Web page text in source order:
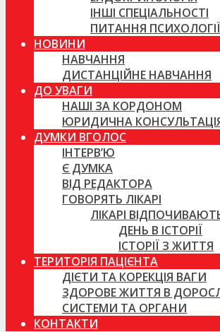
ІНШІ СПЕЦІАЛЬНОСТІ
ПИТАННЯ ПСИХОЛОГІЇ
НОВИНИ
НАВЧАННЯ
ДИСТАНЦІЙНЕ НАВЧАННЯ
ДО УВАГИ
НАШІ ЗА КОРДОНОМ
ЮРИДИЧНА
ДУМКИ ВГОЛОС
ІНТЕРВ’Ю
Є ДУМКА
ВІД РЕДАКТОРА
ГОВОРЯТЬ ЛІКАРІ
ЛІКАРІ
ДЕНЬ В ІСТОРІЇ
ІСТОРІЇ З ЖИТТЯ
ТЕРИТОРІЯ ПАЦІЄНТА
ДІЄТИ ТА КОРЕКЦІЯ ВАГИ
ЗДОРОВЕ ЖИТТЯ В
СИСТЕМИ ТА ОРГАНИ
КОНТАКТИ